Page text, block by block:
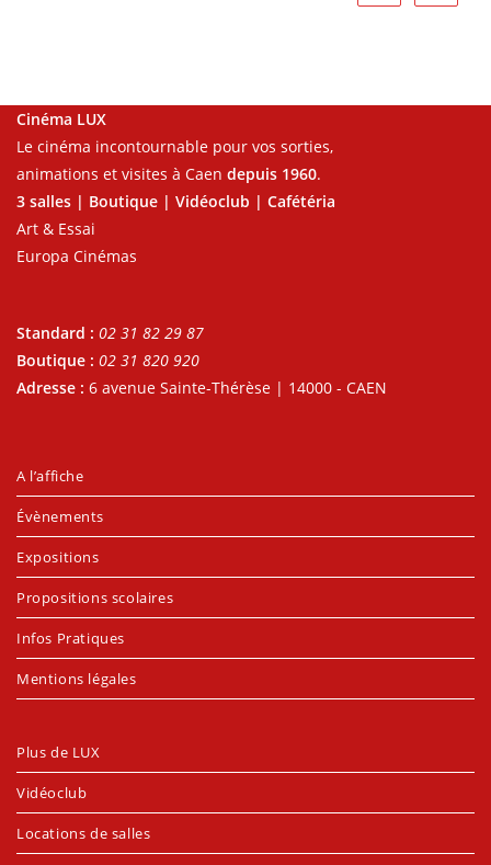
Cinéma LUX
Le cinéma incontournable pour vos sorties,
animations et visites à Caen depuis 1960.
3 salles | Boutique | Vidéoclub | Cafétéria
Art & Essai
Europa Cinémas
Standard : 02 31 82 29 87
Boutique : 02 31 820 920
Adresse : 6 avenue Sainte-Thérèse | 14000 - CAEN
A l’affiche
Évènements
Expositions
Propositions scolaires
Infos Pratiques
Mentions légales
Plus de LUX
Vidéoclub
Locations de salles